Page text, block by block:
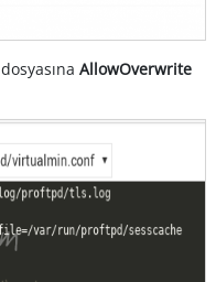
dosyasına AllowOverwrite